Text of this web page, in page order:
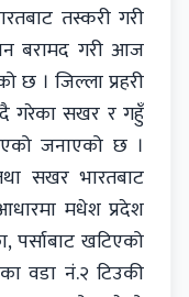
तस्करी गरी
बरामद गरी आज
छ । जिल्ला प्रहरी
गरेका सखर र गहुँ
जनाएको छ ।
सखर भारतबाट
मधेश प्रदेश
पर्साबाट खटिएको
वडा नं.२ टिउकी